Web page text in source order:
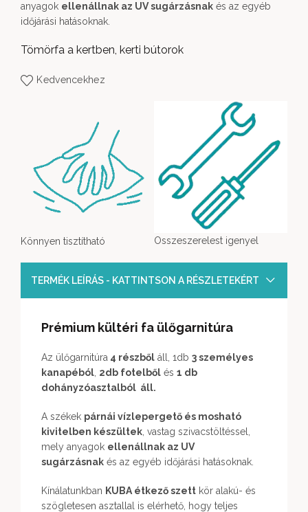
anyagok ellenállnak az UV sugárzásnak és az egyéb
időjárási hatásoknak.
Tömörfa a kertben, kerti bútorok
Kedvencekhez
Könnyen tisztítható Osszeszerelest igenyel
TERMÉK LEÍRÁS - KATTINTSON A RÉSZLETEKÉRT
Prémium kültéri fa ülőgarnitúra
Az ülőgarnitúra 4 részből áll, 1db 3 személyes
kanapéból 2db fotelből és 1 db
dohányzóasztalból áll.
A székek párnái vízlepergető és mosható
kivitelben készültek , vastag szivacstöltéssel,
mely anyagok ellenállnak az UV
sugárzásnak és az egyéb időjárási hatásoknak.
Kínálatunkban KUBA étkező szett kör alakú- és
szögletesen asztallal is elérhető, hogy teljes